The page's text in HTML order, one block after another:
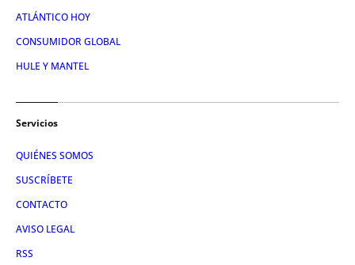
ATLÁNTICO HOY
CONSUMIDOR GLOBAL
HULE Y MANTEL
Servicios
QUIÉNES SOMOS
SUSCRÍBETE
CONTACTO
AVISO LEGAL
RSS